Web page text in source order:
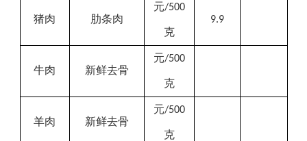
猪肉 肋条肉
元/500
克
9.9
牛肉 新鲜去骨
元/500
克
羊肉 新鲜去骨
元/500
克